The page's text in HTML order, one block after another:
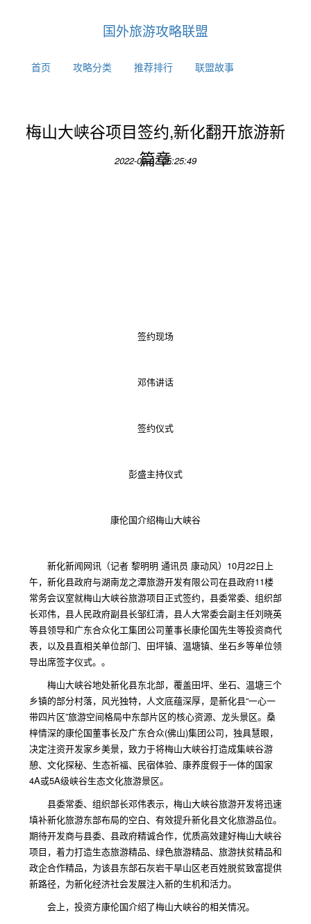
国外旅游攻略联盟
首页 攻略分类 推荐排行 联盟故事
梅山大峡谷项目签约,新化翻开旅游新
篇章
2022-03-07 05:25:49
签约现场
邓伟讲话
签约仪式
彭盛主持仪式
康伦国介绍梅山大峡谷
新化新闻网讯（记者 黎明明 通讯员 康动风）10月22日上
午，新化县政府与湖南龙之潭旅游开发有限公司在县政府11楼
常务会议室就梅山大峡谷旅游项目正式签约，县委常委、组织部
长邓伟，县人民政府副县长邹红清，县人大常委会副主任刘晓英
等县领导和广东合众化工集团公司董事长康伦国先生等投资商代
表，以及县直相关单位部门、田坪镇、温塘镇、坐石乡等单位领
导出席签字仪式。。
梅山大峡谷地处新化县东北部，覆盖田坪、坐石、温塘三个
乡镇的部分村落，风光独特，人文底蕴深厚，是新化县“一心一
带四片区”旅游空间格局中东部片区的核心资源、龙头景区。桑
梓情深的康伦国董事长及广东合众(佛山)集团公司，独具慧眼，
决定注资开发家乡美景，致力于将梅山大峡谷打造成集峡谷游
憩、文化探秘、生态祈福、民宿体验、康养度假于一体的国家
4A或5A级峡谷生态文化旅游景区。
县委常委、组织部长邓伟表示，梅山大峡谷旅游开发将迅速
填补新化旅游东部布局的空白、有效提升新化县文化旅游品位。
期待开发商与县委、县政府精诚合作，优质高效建好梅山大峡谷
项目，着力打造生态旅游精品、绿色旅游精品、旅游扶贫精品和
政企合作精品，为该县东部石灰岩干旱山区老百姓脱贫致富提供
新路径，为新化经济社会发展注入新的生机和活力。
会上，投资方康伦国介绍了梅山大峡谷的相关情况。